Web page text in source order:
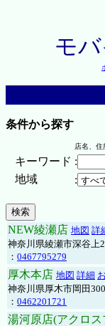
モ
条件から探す
店名、住
キーワード :
地域
:
NEW綾瀬店 地図 詳
神奈川県綾瀬市深谷上
： 0467795279
厚木本店 地図 詳細
神奈川県厚木市岡田
： 0462201721
湯河原店(アクロ